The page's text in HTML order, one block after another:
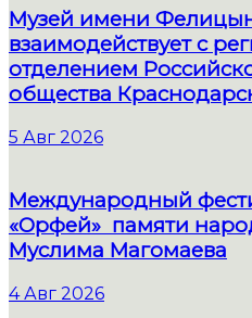
Музей имени
взаимодействует с
отделением
общества
5 Авг 2026
Международный
«Орфей» памяти
Муслима Магомаева
4 Авг 2026